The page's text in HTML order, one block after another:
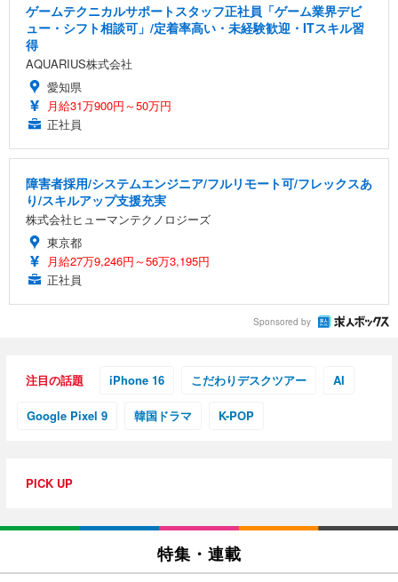
ゲームテクニカルサポートスタッフ正社員「ゲーム業界デビ
ュー・シフト相談可」/定着率高い・未経験歓迎・ITスキル習
得
AQUARIUS株式会社
愛知県
月給31万900円～50万円
正社員
障害者採用/システムエンジニア/フルリモート可/フレックスあ
り/スキルアップ支援充実
株式会社ヒューマンテクノロジーズ
東京都
月給27万9,246円～56万3,195円
正社員
Sponsored by
注目の話題 iPhone 16 こだわりデスクツアー AI
Google Pixel 9 韓国ドラマ K-POP
PICK UP
特集・連載